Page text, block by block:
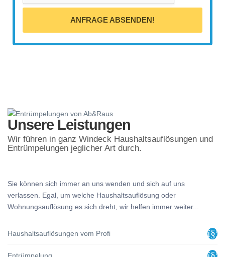
ANFRAGE ABSENDEN!
Unsere Leistungen
Wir führen in ganz Windeck Haushaltsauflösungen und
Entrümpelungen jeglicher Art durch.
Sie können sich immer an uns wenden und sich auf uns
verlassen. Egal, um welche Haushaltsauflösung oder
Wohnungsauflösung es sich dreht, wir helfen immer weiter...
Haushaltsauflösungen vom Profi